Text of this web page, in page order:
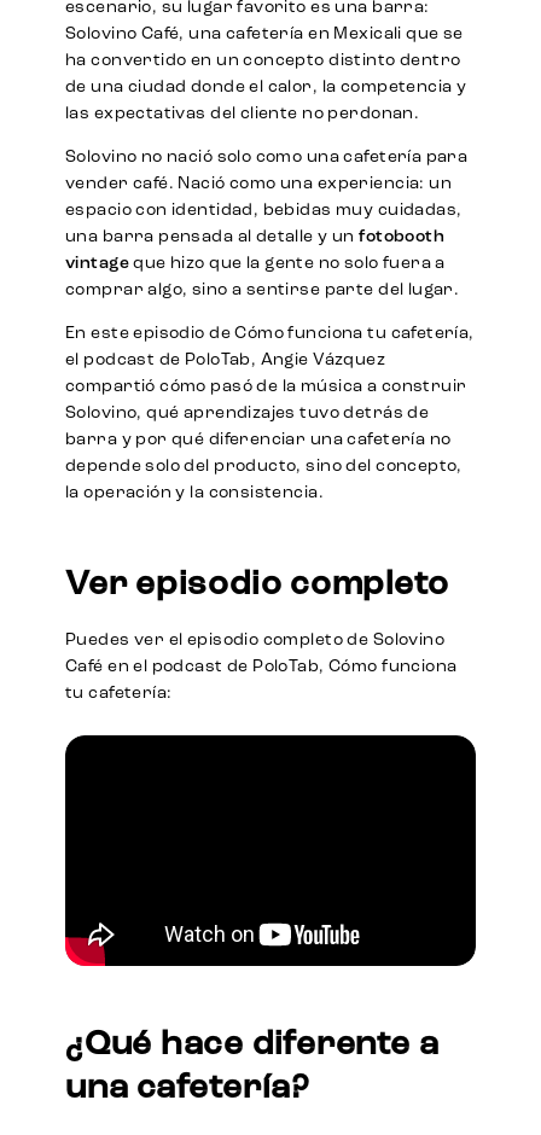
escenario, su lugar favorito es una barra:
Solovino Café, una cafetería en Mexicali que se
ha convertido en un concepto distinto dentro
de una ciudad donde el calor, la competencia y
las expectativas del cliente no perdonan.
Solovino no nació solo como una cafetería para
vender café. Nació como una experiencia: un
espacio con identidad, bebidas muy cuidadas,
una barra pensada al detalle y unfotobooth
vintageque hizo que la gente no solo fuera a
comprar algo, sino a sentirse parte del lugar.
En este episodio de Cómo funciona tu cafetería,
el podcast de PoloTab, Angie Vázquez
compartió cómo pasó de la música a construir
Solovino, qué aprendizajes tuvo detrás de
barra y por qué diferenciar una cafetería no
depende solo del producto, sino del concepto,
la operación y la consistencia.
Ver episodio completo
Puedes ver el episodio completo de Solovino
Café en el podcast de PoloTab, Cómo funciona
tu cafetería:
Episodio Completo
¿Qué hace diferente a
una cafetería?